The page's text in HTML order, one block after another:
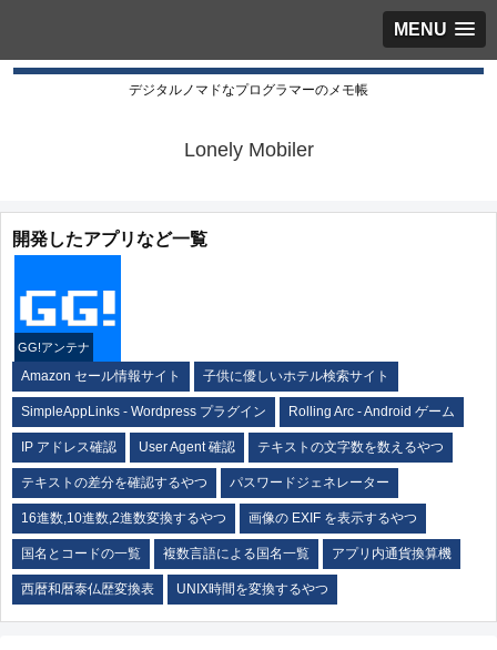
MENU
デジタルノマドなプログラマーのメモ帳
Lonely Mobiler
開発したアプリなど一覧
GG!アンテナ
Amazon セール情報サイト 子供に優しいホテル検索サイト
SimpleAppLinks - Wordpress プラグイン Rolling Arc - Android ゲーム
IP アドレス確認 User Agent 確認 テキストの文字数を数えるやつ
テキストの差分を確認するやつ パスワードジェネレーター
16進数,10進数,2進数変換するやつ 画像の EXIF を表示するやつ
国名とコードの一覧 複数言語による国名一覧 アプリ内通貨換算機
西暦和暦泰仏歴変換表 UNIX時間を変換するやつ